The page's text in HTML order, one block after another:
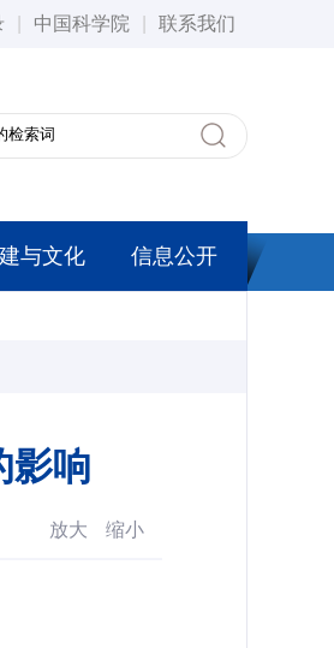
中国科学院 联系我们
与文化 信息公开
影响
放大 缩小